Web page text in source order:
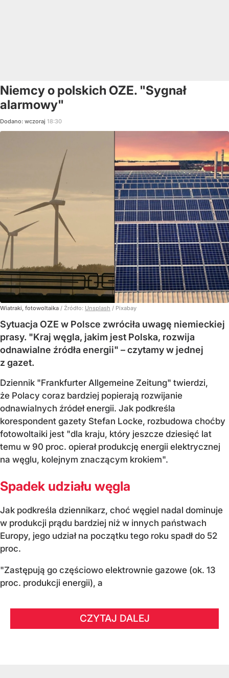
Niemcy o polskich OZE. "Sygnał
alarmowy"
Dodano: wczoraj 18:30
Wiatraki, fotowoltaika / Źródło: Unsplash / Pixabay
Sytuacja OZE w Polsce zwróciła uwagę niemieckiej
prasy. "Kraj węgla, jakim jest Polska, rozwija
odnawialne źródła energii" – czytamy w jednej
z gazet.
Dziennik "Frankfurter Allgemeine Zeitung" twierdzi,
że Polacy coraz bardziej popierają rozwijanie
odnawialnych źródeł energii. Jak podkreśla
korespondent gazety Stefan Locke, rozbudowa choćby
fotowoltaiki jest "dla kraju, który jeszcze dziesięć lat
temu w 90 proc. opierał produkcję energii elektrycznej
na węglu, kolejnym znaczącym krokiem".
Spadek udziału węgla
Jak podkreśla dziennikarz, choć węgiel nadal dominuje
w produkcji prądu bardziej niż w innych państwach
Europy, jego udział na początku tego roku spadł do 52
proc.
"Zastępują go częściowo elektrownie gazowe (ok. 13
proc. produkcji energii), a
CZYTAJ DALEJ